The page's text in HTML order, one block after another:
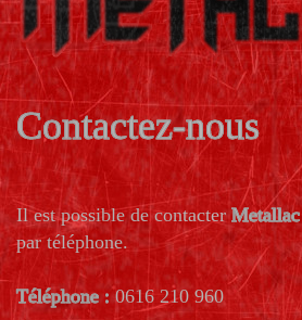
Contactez-nous
Il est possible de contacterMetallac
par téléphone.
Téléphone :0616 210 960